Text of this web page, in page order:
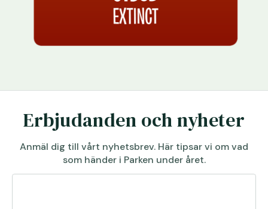
Erbjudanden och nyheter
Anmäl dig till vårt nyhetsbrev. Här tipsar vi om vad
som händer i Parken under året.